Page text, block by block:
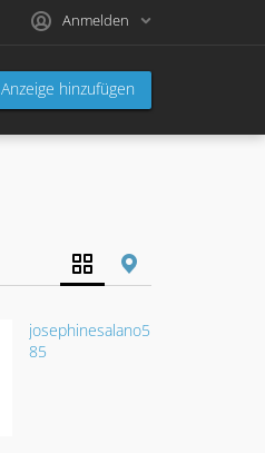
Anmelden
Anzeige hinzufügen
josephinesalano5
85